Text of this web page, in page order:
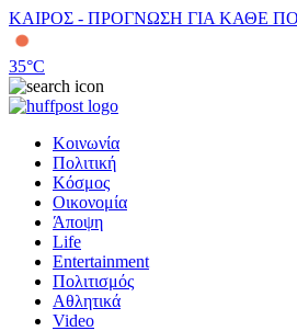
ΚΑΙΡΟΣ - ΠΡΟΓΝΩΣΗ ΓΙΑ ΚΑΘΕ
35°C
Κοινωνία
Πολιτική
Κόσμος
Οικονομία
Άποψη
Life
Entertainment
Πολιτισμός
Αθλητικά
Video